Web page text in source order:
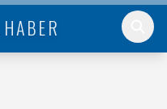
HABER